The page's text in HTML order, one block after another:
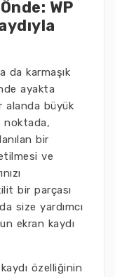
WP
da karmaşık
ayakta
alanda büyük
noktada,
bir
ve
bir parçası
size yardımcı
ekran kaydı
özelliğinin